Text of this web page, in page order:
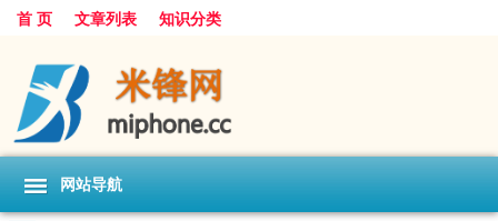
首 页 文章列表 知识分类
网站导航